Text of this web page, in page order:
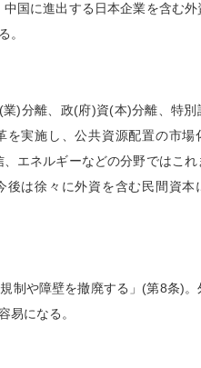
国に進出する日本企業を含む外
。
業)分離、政(府)資(本)分離、特別
を実施し、公共資源配置の市場
エネルギーなどの分野ではこ
後は徐々に外資を含む民間資本
制や障壁を撤廃する」(第8条)
易になる。